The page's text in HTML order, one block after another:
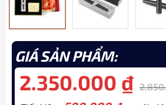
GIÁ SẢN PHẨM:
2.350.000 ₫